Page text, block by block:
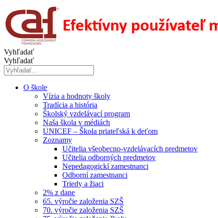
Preskočiť
na
obsah
Vyhľadať
Vyhľadať
O škole
Vízia a hodnoty školy
Tradícia a história
Školský vzdelávací program
Naša škola v médiách
UNICEF – Škola priateľská k deťom
Zoznamy
Učitelia všeobecno-vzdelávacích predmetov
Učitelia odborných predmetov
Nepedagogickí zamestnanci
Odborní zamestnanci
Triedy a žiaci
2% z dane
65. výročie založenia SZŠ
70. výročie založenia SZŠ